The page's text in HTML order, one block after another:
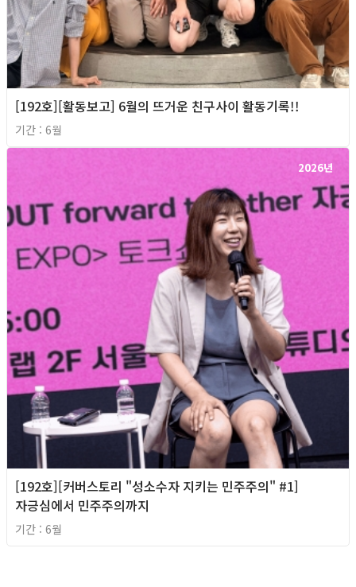
[192호][활동보고] 6월의 뜨거운 친구사이 활동기록!!
기간 : 6월
2026년
[192호][커버스토리 "성소수자 지키는 민주주의" #1]
자긍심에서 민주주의까지
기간 : 6월